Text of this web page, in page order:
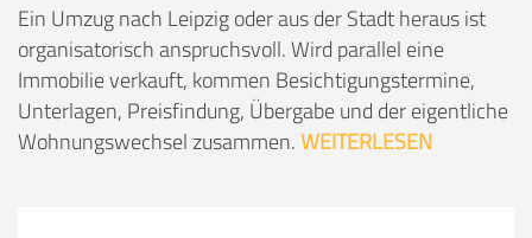
Ein Umzug nach Leipzig oder aus der Stadt heraus ist
organisatorisch anspruchsvoll. Wird parallel eine
Immobilie verkauft, kommen Besichtigungstermine,
Unterlagen, Preisfindung, Übergabe und der eigentliche
Wohnungswechsel zusammen.WEITERLESEN